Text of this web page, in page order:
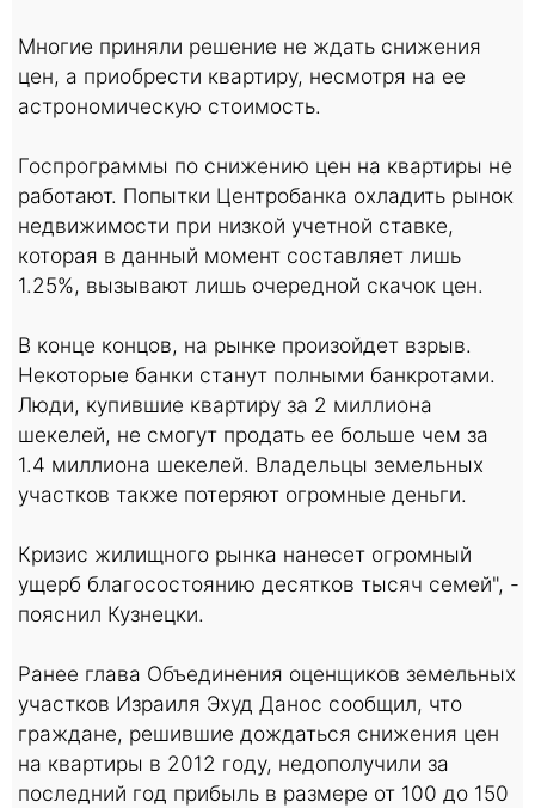
Многие приняли решение не ждать снижения
цен, а приобрести квартиру, несмотря на ее
астрономическую стоимость.
Госпрограммы по снижению цен на квартиры не
работают. Попытки Центробанка охладить рынок
недвижимости при низкой учетной ставке,
которая в данный момент составляет лишь
1.25%, вызывают лишь очередной скачок цен.
В конце концов, на рынке произойдет взрыв.
Некоторые банки станут полными банкротами.
Люди, купившие квартиру за 2 миллиона
шекелей, не смогут продать ее больше чем за
1.4 миллиона шекелей. Владельцы земельных
участков также потеряют огромные деньги.
Кризис жилищного рынка нанесет огромный
ущерб благосостоянию десятков тысяч семей", -
пояснил Кузнецки.
Ранее глава Объединения оценщиков земельных
участков Израиля Эхуд Данос сообщил, что
граждане, решившие дождаться снижения цен
на квартиры в 2012 году, недополучили за
последний год прибыль в размере от 100 до 150